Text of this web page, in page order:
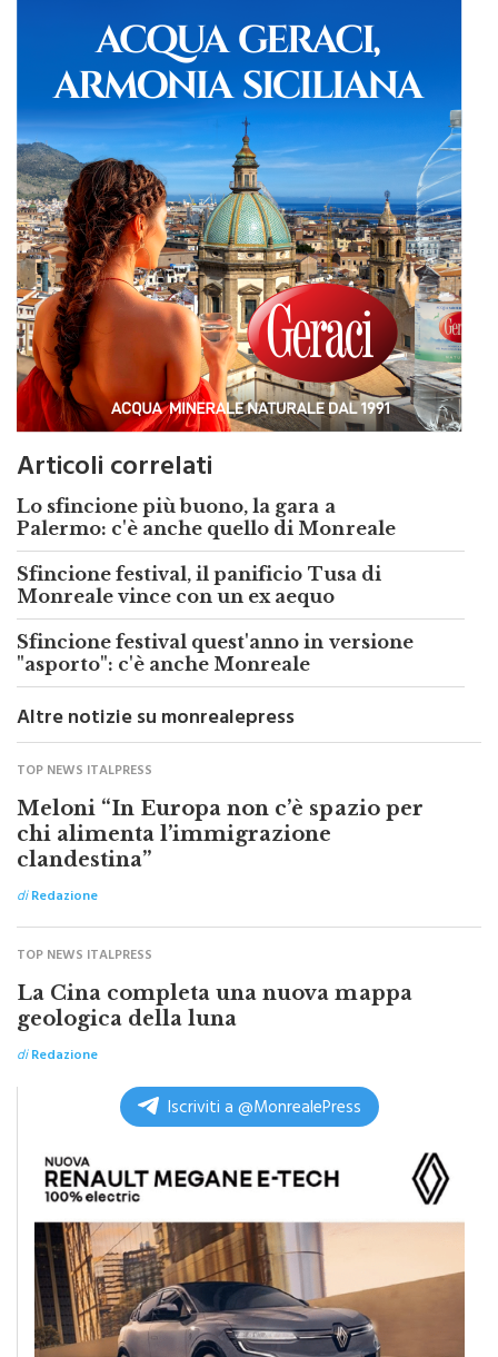
Articoli correlati
Lo sfincione più buono, la gara a
Palermo: c'è anche quello di Monreale
Sfincione festival, il panificio Tusa di
Monreale vince con un ex aequo
Sfincione festival quest'anno in versione
"asporto": c'è anche Monreale
Altre notizie su monrealepress
TOP NEWS ITALPRESS
Meloni “In Europa non c’è spazio per
chi alimenta l’immigrazione
clandestina”
diRedazione
TOP NEWS ITALPRESS
La Cina completa una nuova mappa
geologica della luna
diRedazione
Iscriviti a @MonrealePress